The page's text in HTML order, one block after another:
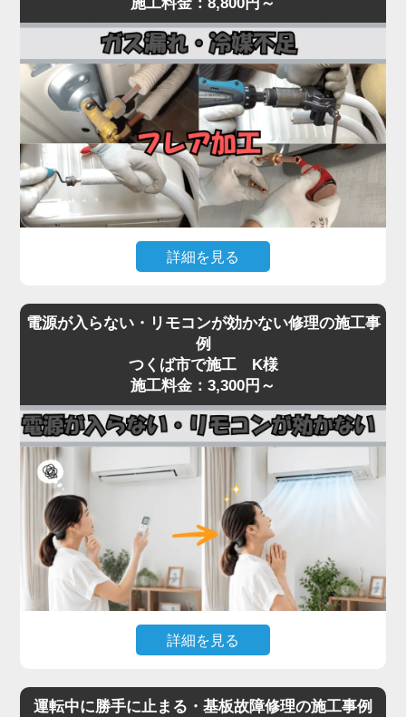
まで一貫対応。
最短即日対応で、内部の詰まりや劣化を根本から取
り除き、再発を防ぎます。
水漏れに気付いたら、お早めにプロの点検をご依頼
ください。
常が原因として考えられます。
経年劣化により、室外機内部のベアリングが摩耗し
てうなり音が出たり、ファン羽根に枯葉や異物が当
たって異音を発する事例も多く見られます。
「家電の達人」では、こうした異音・振動トラブル
に対して、室外機の分解点検・ファン羽根の調整・
モーター動作確認を行い、必要に応じて部品交換を
実施。
特にコンプレッサーから低い唸り音が継続する場合
は、内部の冷媒圧縮機構が故障している可能性があ
り、早期対応が重要です。
スクにもつながるため、初期段階での点検が肝心。
気になる音や振動があれば、お早めにご相談くださ
詳細を見る
付いている」「冷房運転中に氷が張る」といった症
状は、冷媒ガスが漏れているサインです。
冷媒ガスは本来密閉系で循環しているため、減るこ
接続部（フレアナット）の緩み、配管自体のピンホ
ール、室内機の熱交換器からの微少漏れなどです。
実際の現場では、設置から10年以上経過したエアコ
ンで配管劣化によるガス漏れが多発しており、補充
だけでは数ヶ月で再発するため、漏れ箇所の特定・
修理が不可欠です。
「家電の達人」では、ガス漏れ点検（窒素加圧テス
ト）・漏れ箇所の修理・冷媒ガスの補充まで一貫対
応。R32・R410Aどちらの冷媒にも対応しておりま
き付き、本体交換が必要な高額修理に発展します。
電源が入らない・リモコンが効かない修理の施工事
例
つくば市で施工 K様
施工料金：3,300円～
詳細を見る
応がないといった症状は、リモコン受光基板の故
運転中に勝手に止まる・基板故障修理の施工事例